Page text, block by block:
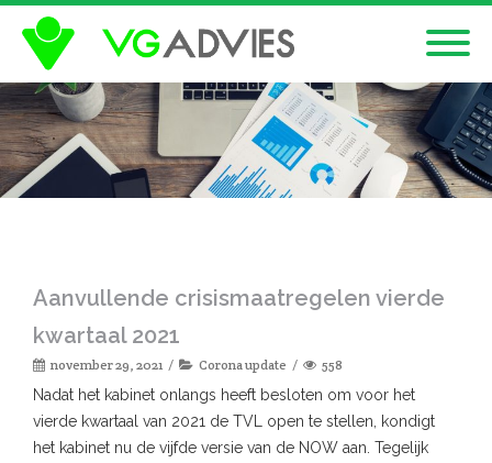
Aanvullende crisismaatregelen vierde
kwartaal 2021
november 29, 2021 Corona update 558
Nadat het kabinet onlangs heeft besloten om voor het
vierde kwartaal van 2021 de TVL open te stellen, kondigt
het kabinet nu de vijfde versie van de NOW aan. Tegelijk